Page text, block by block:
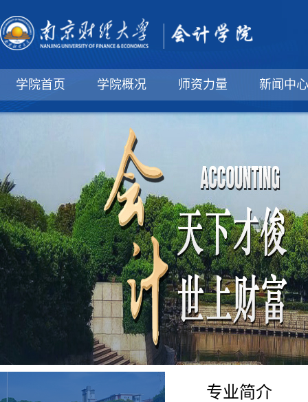
学院首页 学院概况 师资力量 新闻中心
专业简介